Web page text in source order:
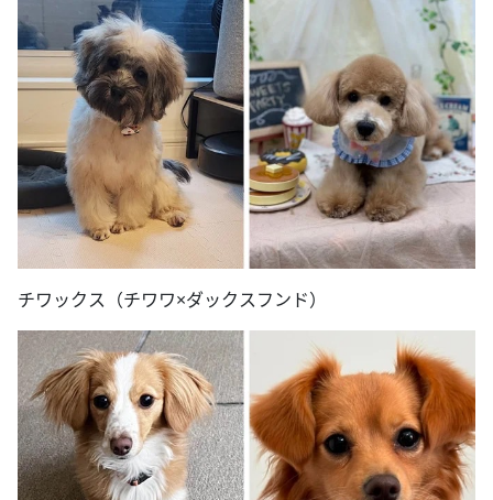
チワックス（チワワ×ダックスフンド）